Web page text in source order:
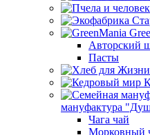
Авторский
Пасты
мануфактура
Чага чай
Морковный